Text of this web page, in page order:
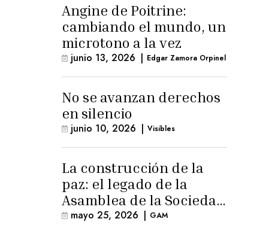
Angine de Poitrine:
cambiando el mundo, un
microtono a la vez
junio 13, 2026 | Edgar Zamora Orpinel
No se avanzan derechos
en silencio
junio 10, 2026 | Visibles
La construcción de la
paz: el legado de la
Asamblea de la Sociedad
Civil
mayo 25, 2026 | GAM